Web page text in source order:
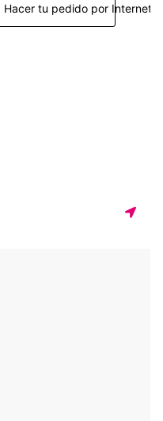
Hacer tu pedido por Internet >